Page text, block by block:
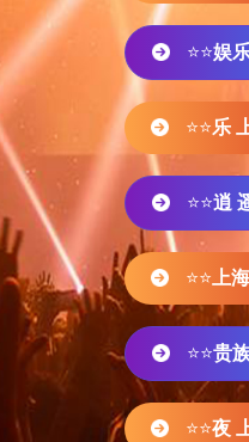
⭐⭐娱
⭐⭐乐
⭐⭐逍
⭐⭐ 上
⭐⭐贵
⭐⭐夜